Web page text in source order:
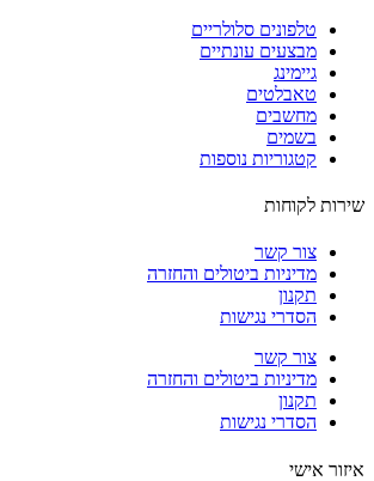
טלפונים סלולריים
מבצעים עונתיים
גיימינג
טאבלטים
מחשבים
בשמים
קטגוריות נוספות
לקוחות
צור קשר
מדיניות ביטולים והחזרה
תקנון
הסדרי נגישות
צור קשר
מדיניות ביטולים והחזרה
תקנון
הסדרי נגישות
אישי